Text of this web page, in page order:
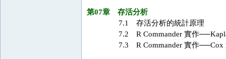
第07章 存活分析
7.1 存活分析的統計原理
7.2 R Commander 實作
7.3 R Commander 實作──Cox